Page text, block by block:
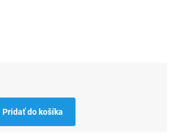
Pridať do košíka